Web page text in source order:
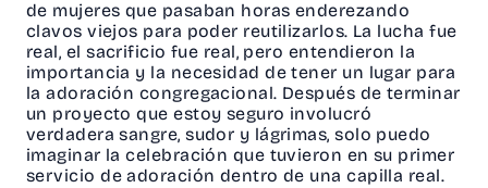
de mujeres que pasaban horas enderezando
clavos viejos para poder reutilizarlos. La lucha fue
real, el sacrificio fue real, pero entendieron la
importancia y la necesidad de tener un lugar para
la adoración congregacional. Después de terminar
un proyecto que estoy seguro involucró
verdadera sangre, sudor y lágrimas, solo puedo
imaginar la celebración que tuvieron en su primer
servicio de adoración dentro de una capilla real.